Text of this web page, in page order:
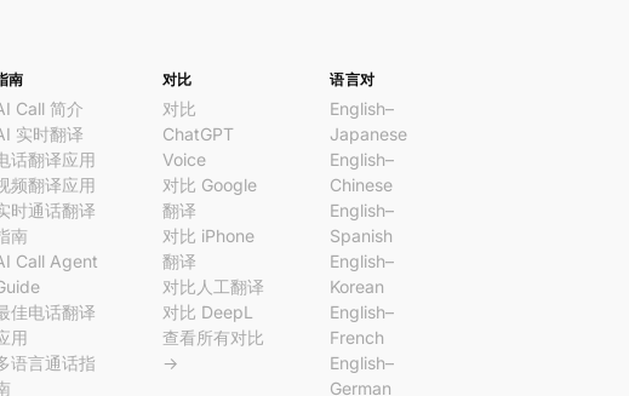
南
Call 简介
实时翻译
话翻译应用
频翻译应用
时通话翻译
南
Call Agent
佳电话翻译
用
语言通话指
对比
对比
ChatGPT
Voice
对比 Google
翻译
对比 iPhone
翻译
对比人工翻译
对比 DeepL
查看所有对比
→
语言对
English–
Japanese
English–
Chinese
English–
Spanish
English–
Korean
English–
French
English–
German